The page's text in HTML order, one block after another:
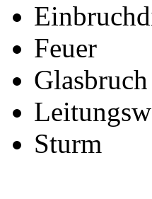
Feuer
Glasbruch
Sturm